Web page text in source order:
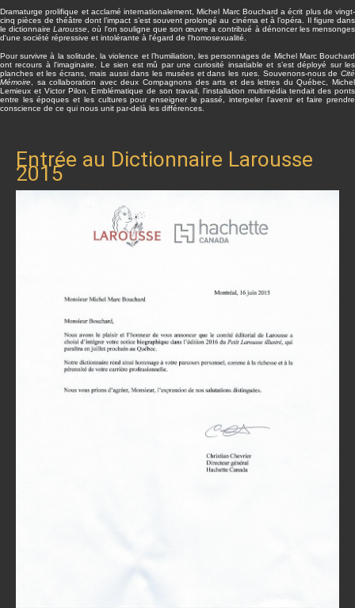
Dramaturge prolifique et acclamé internationalement, Michel Marc Bouchard a écrit plus de vingt-
cinq pièces de théâtre dont l’impact s’est souvent prolongé au cinéma et à l’opéra. Il figure dans
le dictionnaireLarousse , où l'on souligne que son œuvre a contribué à dénoncer les mensonges
d'une société répressive et intolérante à l'égard de l'homosexualité.
Pour survivre à la solitude, la violence et l’humiliation, les personnages de Michel Marc Bouchard
ont recours à l'imaginaire. Le sien est mû par une curiosité insatiable et s’est déployé sur les
planches et les écrans, mais aussi dans les musées et dans les rues. Souvenons-nous de Cité
Mémoire , sa collaboration avec deux Compagnons des arts et des lettres du Québec, Michel
Lemieux et Victor Pilon. Emblématique de son travail, l'installation multimédia tendait des ponts
entre les époques et les cultures pour enseigner le passé, interpeler l'avenir et faire prendre
conscience de ce qui nous unit par-delà les différences.
Entrée au Dictionnaire Larousse
2015